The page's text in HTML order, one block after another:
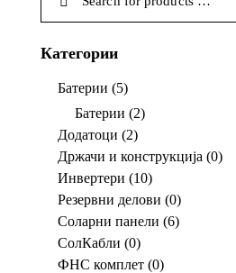
Категории
Батерии (5)
Батерии (2)
Додатоци (2)
Држачи и конструкција (0)
Инвертери (10)
Резервни делови (0)
Соларни панели (6)
СолКабли (0)
ФНС комплет (0)